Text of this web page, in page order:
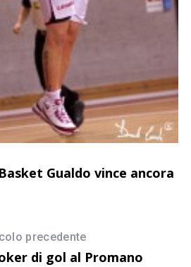
Gualdo vince ancora
precedente
di gol al Promano